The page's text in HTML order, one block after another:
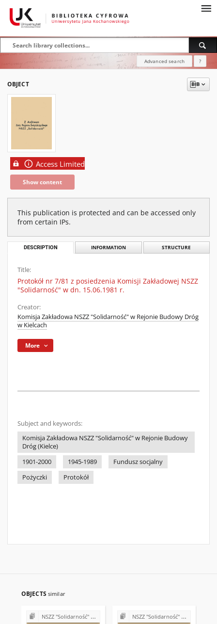
Advanced search ?
OBJECT
Access Limited
Show content
This publication is protected and can be accessed only
from certain IPs.
DESCRIPTION INFORMATION STRUCTURE
Title:
Protokół nr 7/81 z posiedzenia Komisji Zakładowej NSZZ
"Solidarność" w dn. 15.06.1981 r.
Creator:
Komisja Zakładowa NSZZ "Solidarność" w Rejonie Budowy Dróg
w Kielcach
More
Subject and keywords:
Komisja Zakładowa NSZZ "Solidarność" w Rejonie Budowy
Dróg (Kielce)
1901-2000
1945-1989
Fundusz socjalny
Pożyczki
Protokół
OBJECTS similar
NSZZ "Solidarność" w Rejonie Budowy Dróg w Kielcach (Komisje Oddziałowe, wybory, sprawy pracownicze) NSZZ "Solidarność" w Rejonie Budowy Dróg w Kielcach